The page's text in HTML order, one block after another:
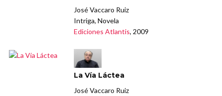
José Vaccaro Ruiz
Intriga, Novela
Ediciones Atlantis, 2009
La Vía Láctea
José Vaccaro Ruiz